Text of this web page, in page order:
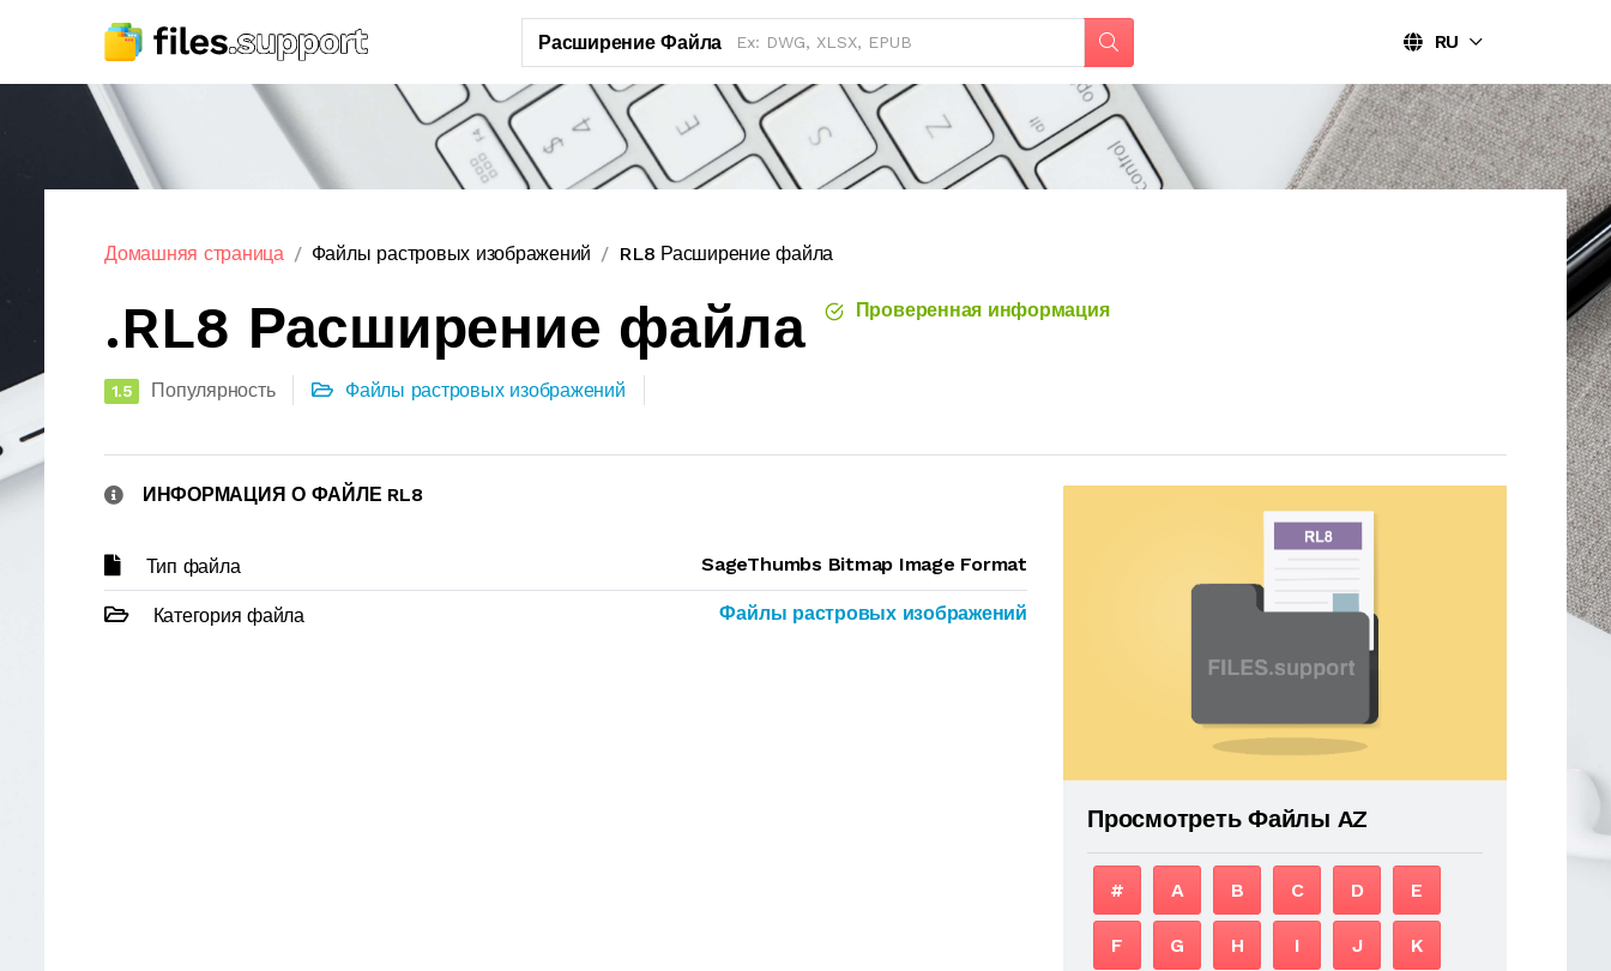
Расширение Файла RU
Домашняя страница Файлы растровых изображений RL8 Расширение файла
.RL8 Расширение файла Проверенная информация
1.5 Популярность Файлы растровых изображений
ИНФОРМАЦИЯ О ФАЙЛЕ RL8
Тип файла SageThumbs Bitmap Image Format
Категория файла Файлы растровых изображений
Просмотреть Файлы AZ
# A B C D E
F G H I J K